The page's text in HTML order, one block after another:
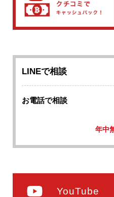
LINEで相談
お電話で相談
年中
YouTube